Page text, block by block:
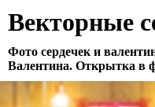
Векторные
Фото сердечек и
Валентина. Открытка в